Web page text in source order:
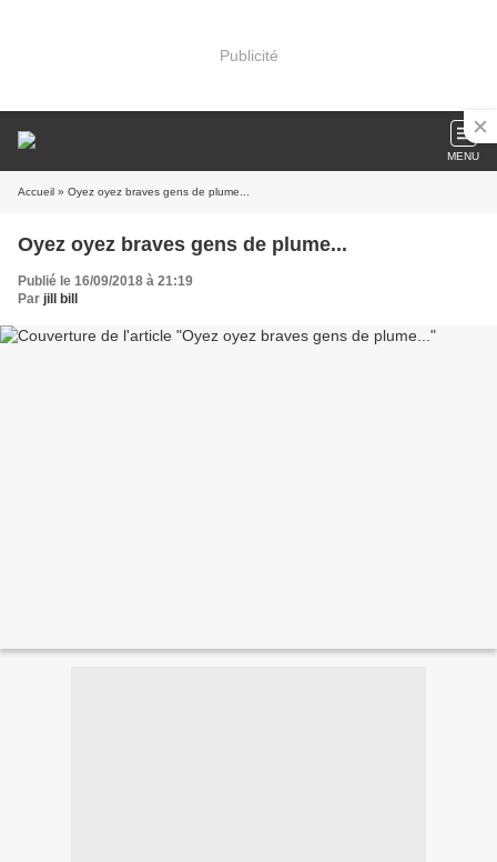
Publicité
MENU
Accueil » Oyez oyez braves gens de plume...
Oyez oyez braves gens de plume...
Publié le 16/09/2018 à 21:19
Par jill bill